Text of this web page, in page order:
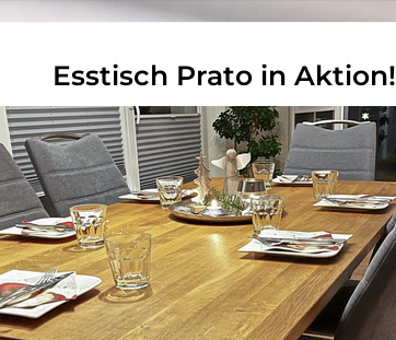
Esstisch Prato in Aktion!